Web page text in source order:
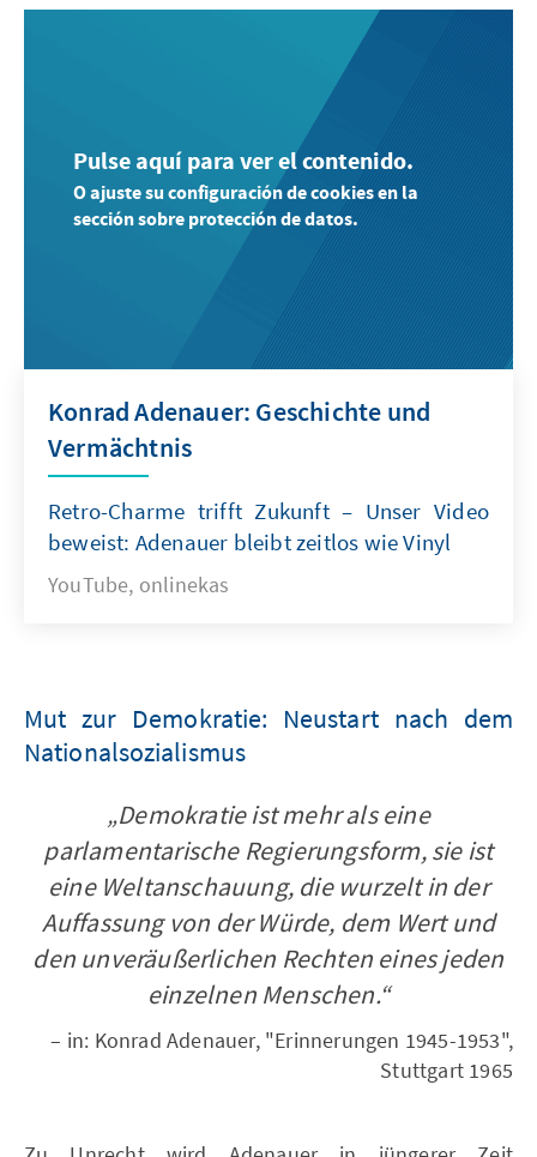
Pulse aquí para ver el contenido.
O ajuste su configuración de cookies en la
sección sobre protección de datos.
Konrad Adenauer: Geschichte und
Vermächtnis
Retro-Charme trifft Zukunft – Unser Video
beweist: Adenauer bleibt zeitlos wie Vinyl
YouTube, onlinekas
Mut zur Demokratie: Neustart nach dem
Nationalsozialismus
„Demokratie ist mehr als eine
parlamentarische Regierungsform, sie ist
eine Weltanschauung, die wurzelt in der
Auffassung von der Würde, dem Wert und
den unveräußerlichen Rechten eines jeden
einzelnen Menschen.“
– in: Konrad Adenauer, "Erinnerungen 1945-1953",
Stuttgart 1965